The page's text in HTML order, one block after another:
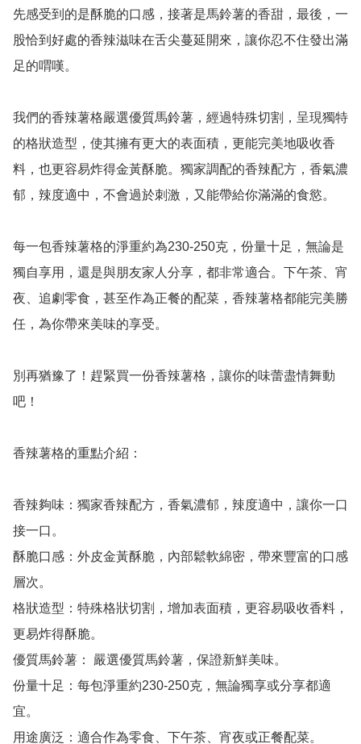
先感受到的是酥脆的口感，接著是馬鈴薯的香甜，最後，一
股恰到好處的香辣滋味在舌尖蔓延開來，讓你忍不住發出滿
足的喟嘆。
我們的香辣薯格嚴選優質馬鈴薯，經過特殊切割，呈現獨特
的格狀造型，使其擁有更大的表面積，更能完美地吸收香
料，也更容易炸得金黃酥脆。獨家調配的香辣配方，香氣濃
郁，辣度適中，不會過於刺激，又能帶給你滿滿的食慾。
每一包香辣薯格的淨重約為230-250克，份量十足，無論是
獨自享用，還是與朋友家人分享，都非常適合。下午茶、宵
夜、追劇零食，甚至作為正餐的配菜，香辣薯格都能完美勝
任，為你帶來美味的享受。
別再猶豫了！趕緊買一份香辣薯格，讓你的味蕾盡情舞動
吧！
香辣薯格的重點介紹：
香辣夠味：獨家香辣配方，香氣濃郁，辣度適中，讓你一口
接一口。
酥脆口感：外皮金黃酥脆，內部鬆軟綿密，帶來豐富的口感
層次。
格狀造型：特殊格狀切割，增加表面積，更容易吸收香料，
更易炸得酥脆。
優質馬鈴薯： 嚴選優質馬鈴薯，保證新鮮美味。
份量十足：每包淨重約230-250克，無論獨享或分享都適
宜。